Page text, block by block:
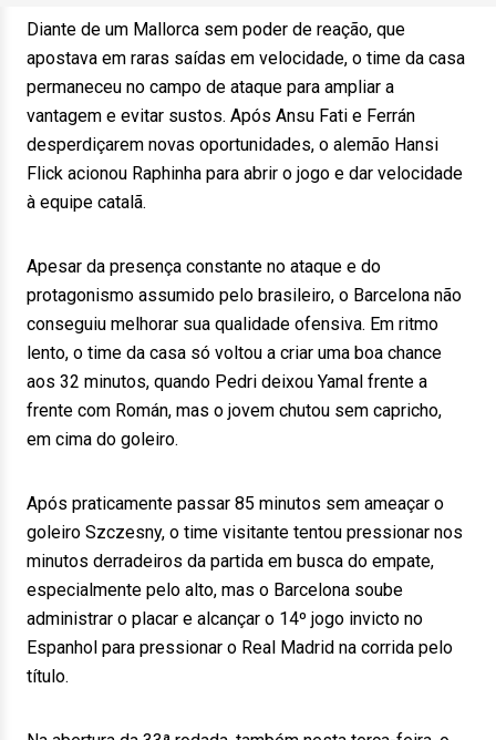
Diante de um Mallorca sem poder de reação, que
apostava em raras saídas em velocidade, o time da casa
permaneceu no campo de ataque para ampliar a
vantagem e evitar sustos. Após Ansu Fati e Ferrán
desperdiçarem novas oportunidades, o alemão Hansi
Flick acionou Raphinha para abrir o jogo e dar velocidade
à equipe catalã.
Apesar da presença constante no ataque e do
protagonismo assumido pelo brasileiro, o Barcelona não
conseguiu melhorar sua qualidade ofensiva. Em ritmo
lento, o time da casa só voltou a criar uma boa chance
aos 32 minutos, quando Pedri deixou Yamal frente a
frente com Román, mas o jovem chutou sem capricho,
em cima do goleiro.
Após praticamente passar 85 minutos sem ameaçar o
goleiro Szczesny, o time visitante tentou pressionar nos
minutos derradeiros da partida em busca do empate,
especialmente pelo alto, mas o Barcelona soube
administrar o placar e alcançar o 14º jogo invicto no
Espanhol para pressionar o Real Madrid na corrida pelo
título.